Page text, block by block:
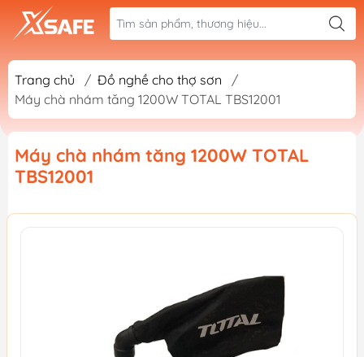
Trang chủ / Đồ nghề cho thợ sơn
/
Máy chà nhám tăng 1200W TOTAL TBS12001
Máy chà nhám tăng 1200W TOTAL
TBS12001